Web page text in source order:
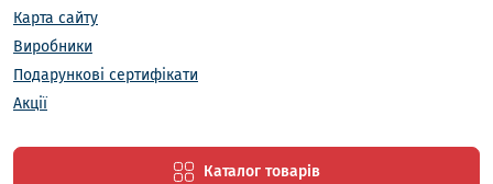
Карта сайту
Виробники
Подарункові сертифікати
Акції
Каталог товарів